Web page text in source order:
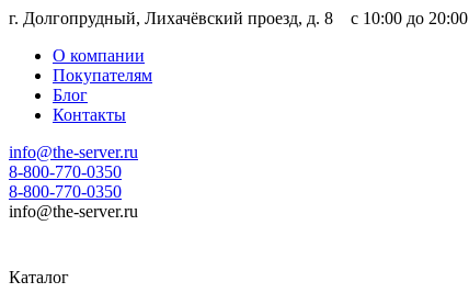
г. Долгопрудный, Лихачёвский проезд, д. 8 c 10:00 до 20:00
О компании
Покупателям
Блог
Контакты
info@the-server.ru
8-800-770-0350
8-800-770-0350
info@the-server.ru
Каталог